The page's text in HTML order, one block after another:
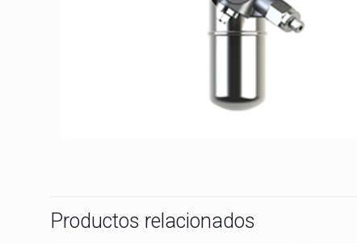
Productos relacionados